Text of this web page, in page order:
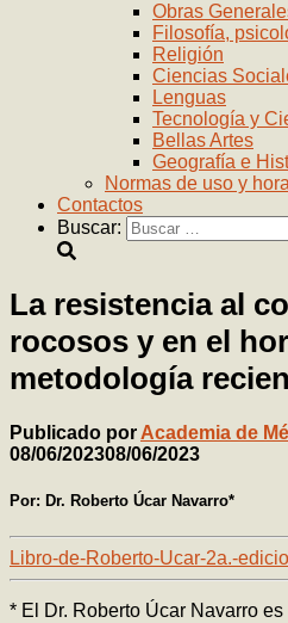
Obras
Filosofía,
Religión
Ciencias
Lenguas
Tecnología y
Bellas Artes
Geografía e
Normas de uso y
Contactos
Buscar:
La resistencia al
rocosos y en el
metodología
Publicado por Academia de
08/06/202308/06/2023
Por: Dr. Roberto Úcar Navarro*
Libro-de-Roberto-Ucar-2a.-
* El Dr. Roberto Úcar Navarro